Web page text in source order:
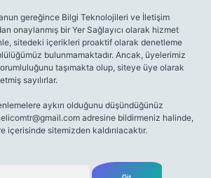
gereğince Bilgi Teknolojileri ve İletişim
onaylanmış bir Yer Sağlayıcı olarak hizmet
sitedeki içerikleri proaktif olarak denetleme
bulunmamaktadır. Ancak, üyelerimiz
taşımakta olup, siteye üye olarak
sayılırlar.
aykırı olduğunu düşündüğünüz
adresine bildirmeniz halinde,
içerisinde sitemizden kaldırılacaktır.